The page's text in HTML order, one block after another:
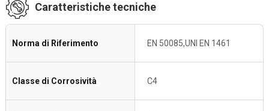
Caratteristiche tecniche
Norma di Riferimento EN 50085,UNI EN 1461
Classe di Corrosività C4